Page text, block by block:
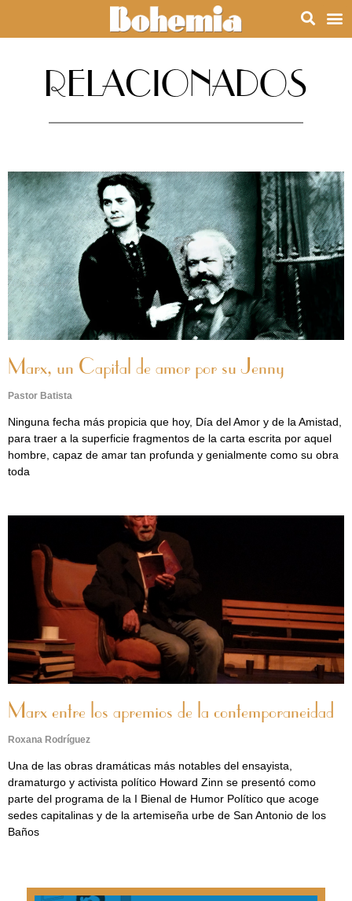
RELACIONADOS
Marx, un Capital de amor por su Jenny
Pastor Batista
Ninguna fecha más propicia que hoy, Día del Amor y de la Amistad,
para traer a la superficie fragmentos de la carta escrita por aquel
hombre, capaz de amar tan profunda y genialmente como su obra
toda
Marx entre los apremios de la contemporaneidad
Roxana Rodríguez
Una de las obras dramáticas más notables del ensayista,
dramaturgo y activista político Howard Zinn se presentó como
parte del programa de la I Bienal de Humor Político que acoge
sedes capitalinas y de la artemiseña urbe de San Antonio de los
Baños